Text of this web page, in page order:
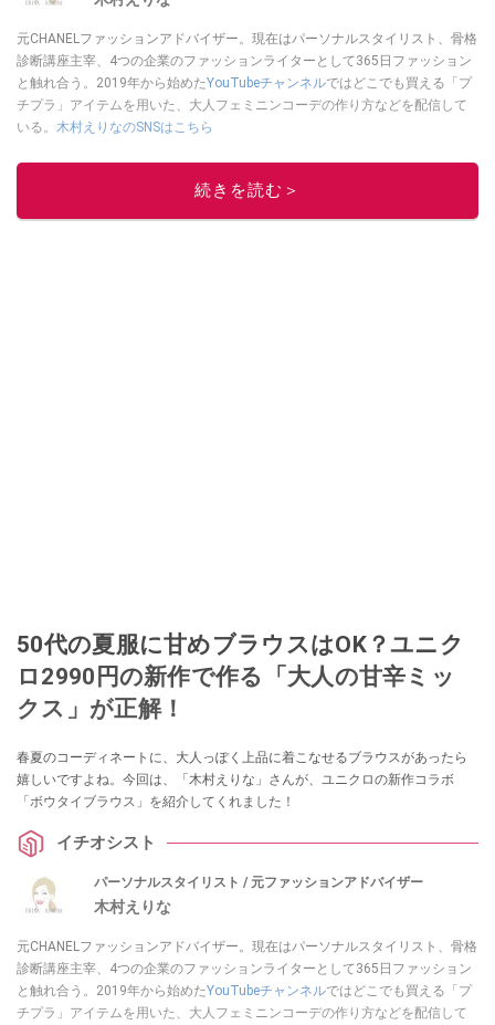
元CHANELファッションアドバイザー。現在はパーソナルスタイリスト、骨格
診断講座主宰、4つの企業のファッションライターとして365日ファッション
と触れ合う。2019年から始めたYouTubeチャンネルではどこでも買える「プ
チプラ」アイテムを用いた、大人フェミニンコーデの作り方などを配信して
いる。 木村えりなのSNSはこちら
このイチオシストの他の記事を読む
続きを読む＞
50代の夏服に甘めブラウスはOK？ユニク
ロ2990円の新作で作る「大人の甘辛ミッ
クス」が正解！
春夏のコーディネートに、大人っぽく上品に着こなせるブラウスがあったら
嬉しいですよね。今回は、「木村えりな」さんが、ユニクロの新作コラボ
「ボウタイブラウス」を紹介してくれました！
イチオシスト
パーソナルスタイリスト / 元ファッションアドバイザー
木村えりな
元CHANELファッションアドバイザー。現在はパーソナルスタイリスト、骨格
診断講座主宰、4つの企業のファッションライターとして365日ファッション
と触れ合う。2019年から始めたYouTubeチャンネルではどこでも買える「プ
チプラ」アイテムを用いた、大人フェミニンコーデの作り方などを配信して